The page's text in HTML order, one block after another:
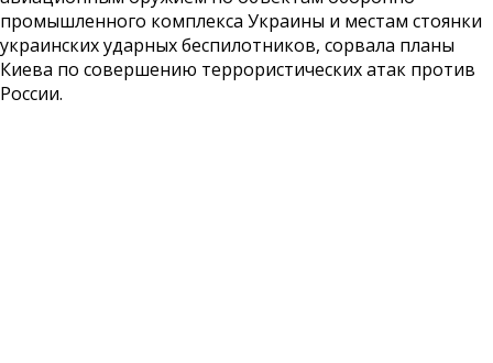
промышленного комплекса Украины и местам стоянки
украинских ударных беспилотников, сорвала планы
Киева по совершению террористических атак против
России.